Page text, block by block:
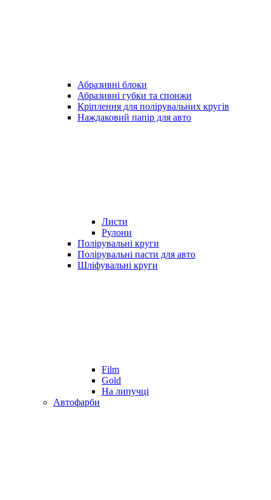
Абразивні блоки
Абразивні губки та спонжи
Кріплення для полірувальних кругів
Наждаковий папір для авто
Листи
Рулони
Полірувальні круги
Полірувальні пасти для авто
Шліфувальні круги
Film
Gold
На липучці
Автофарби